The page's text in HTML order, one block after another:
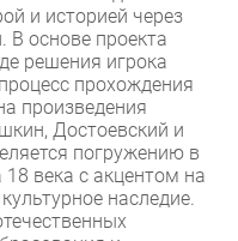
и историей через
основе проекта
решения игрока
прохождения
произведения
Достоевский и
погружению в
века с акцентом на
наследие.